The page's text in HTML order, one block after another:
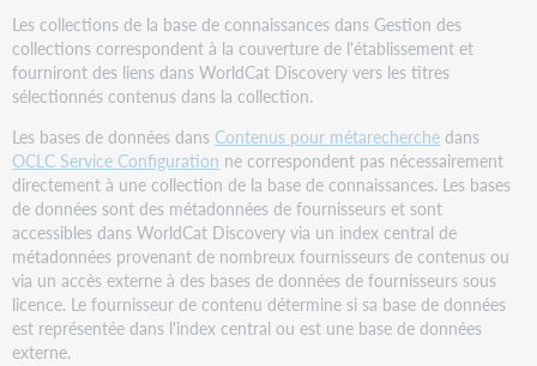
Discovery
Texte
affiché
pour
les
liens
aux
textes
intégraux
Comment
faire
apparaître
des
ressources
Les collections de la base de connaissances dans Gestion des
collections correspondent à la couverture de l'établissement et
fourniront des liens dans WorldCat Discovery vers les titres
sélectionnés contenus dans la collection.
Les bases de données dans Contenus pour métarecherche dans
OCLC Service Configuration ne correspondent pas nécessairement
directement à une collection de la base de connaissances. Les bases
de données sont des métadonnées de fournisseurs et sont
accessibles dans WorldCat Discovery via un index central de
métadonnées provenant de nombreux fournisseurs de contenus ou
via un accès externe à des bases de données de fournisseurs sous
licence. Le fournisseur de contenu détermine si sa base de données
est représentée dans l'index central ou est une base de données
externe.